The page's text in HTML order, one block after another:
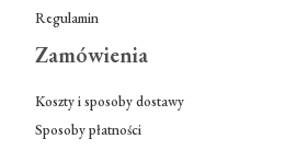
Regulamin
Zamówienia
Koszty i sposoby dostawy
Sposoby płatności